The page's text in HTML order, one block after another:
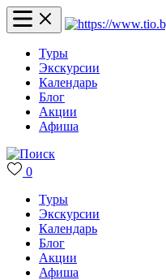
Туры
Экскурсии
Календарь
Блог
Акции
Афиша
0
Туры
Экскурсии
Календарь
Блог
Акции
Афиша